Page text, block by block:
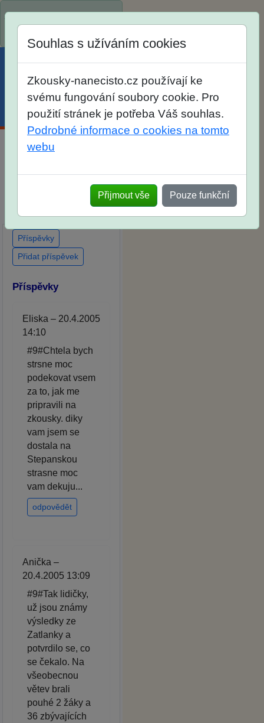
Spustili jsme přihlašování
na školní rok 2026/2027!
Účet Košík
u zkoušek na SŠ? Vaše
ohlasy po skutečných
přijímacích zkouškách
Souhlas s užíváním cookies
Zkousky-nanecisto.cz používají ke
svému fungování soubory cookie. Pro
použití stránek je potřeba Váš souhlas.
Podrobné informace o cookies na tomto
webu
Přijmout vše Pouze funkční
Příspěvky
Přidat příspěvek
Příspěvky
Eliska – 20.4.2005
14:10
#9#Chtela bych
strsne moc
podekovat vsem
za to, jak me
pripravili na
zkousky. diky
vam jsem se
dostala na
Stepanskou
strasne moc
vam dekuju...
odpovědět
Anička –
20.4.2005 13:09
#9#Tak lidičky,
už jsou známy
výsledky ze
Zatlanky a
potvrdilo se, co
se čekalo. Na
všeobecnou
větev brali
pouhé 2 žáky a
36 zbývajících